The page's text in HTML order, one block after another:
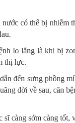
có thể bị nhiễm
lo lắng là khi bị
thị lực.
đến sưng phồng
đời về sau, căn
sĩ càng sớm càng